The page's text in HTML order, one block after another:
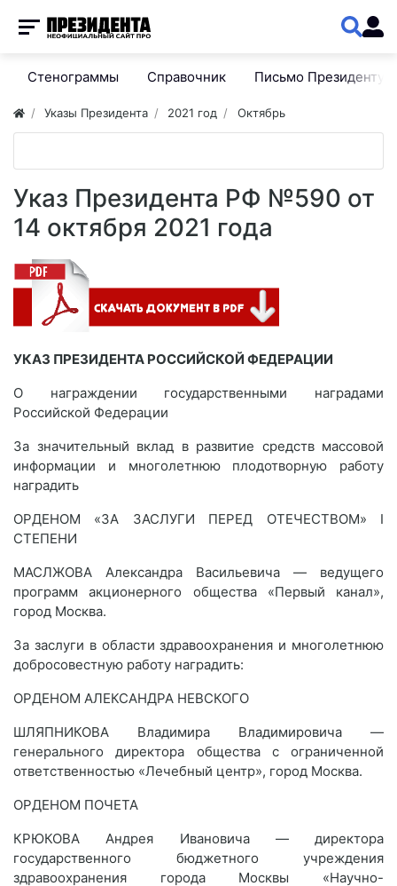
Стенограммы Справочник Письмо Президенту
Указы Президента 2021 год Октябрь
Указ Президента РФ №590 от
14 октября 2021 года
УКАЗ ПРЕЗИДЕНТА РОССИЙСКОЙ ФЕДЕРАЦИИ
О награждении государственными наградами
Российской Федерации
За значительный вклад в развитие средств массовой
информации и многолетнюю плодотворную работу
наградить
ОРДЕНОМ «ЗА ЗАСЛУГИ ПЕРЕД ОТЕЧЕСТВОМ» I
СТЕПЕНИ
МАСЛЖОВА Александра Васильевича — ведущего
программ акционерного общества «Первый канал»,
город Москва.
За заслуги в области здравоохранения и многолетнюю
добросовестную работу наградить:
ОРДЕНОМ АЛЕКСАНДРА НЕВСКОГО
ШЛЯПНИКОВА Владимира Владимировича —
генерального директора общества с ограниченной
ответственностью «Лечебный центр», город Москва.
ОРДЕНОМ ПОЧЕТА
КРЮКОВА Андрея Ивановича — директора
государственного бюджетного учреждения
здравоохранения города Москвы «Научно-